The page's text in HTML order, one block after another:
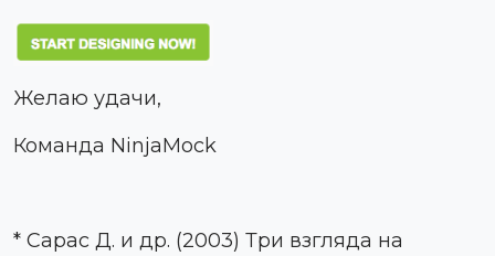
Желаю удачи,
Команда NinjaMock
* Сарас Д. и др. (2003) Три взгляда на